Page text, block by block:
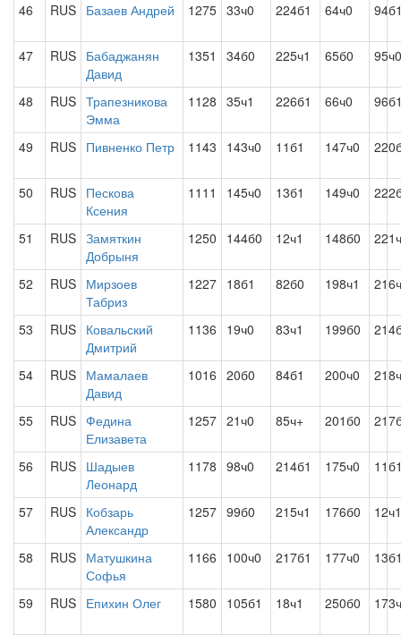
46 RUS Базаев Андрей 1275 33ч0 224б1 64ч0
47 RUS Бабаджанян
Давид
1351 34б0 225ч1 65б0 95ч0
48 RUS Трапезникова
Эмма
1128 35ч1 226б1 66ч0
49 RUS Пивненко Петр 1143 143ч0 11б1 147ч0
50 RUS Пескова
Ксения
1111 145ч0 13б1 149ч0
51 RUS Замяткин
Добрыня
1250 144б0 12ч1 148б0
52 RUS Мирзоев
Табриз
1227 18б1 82б0 198ч1
53 RUS Ковальский
Дмитрий
1136 19ч0 83ч1 199б0
54 RUS Мамалаев
Давид
1016 20б0 84б1 200ч0
55 RUS Федина
Елизавета
1257 21ч0 85ч+ 201б0
56 RUS Шадыев
Леонард
1178 98ч0 214б1 175ч0
57 RUS Кобзарь
Александр
1257 99б0 215ч1 176б0 12ч1
58 RUS Матушкина
Софья
1166 100ч0 217б1 177ч0
59 RUS Епихин Олег 1580 105б1 18ч1 250б0